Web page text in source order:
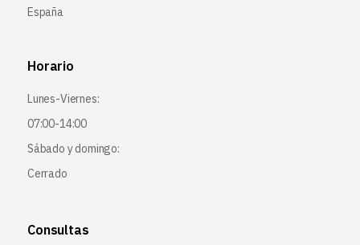
España
Horario
Lunes-Viernes:
07:00-14:00
Sábado y domingo:
Cerrado
Consultas